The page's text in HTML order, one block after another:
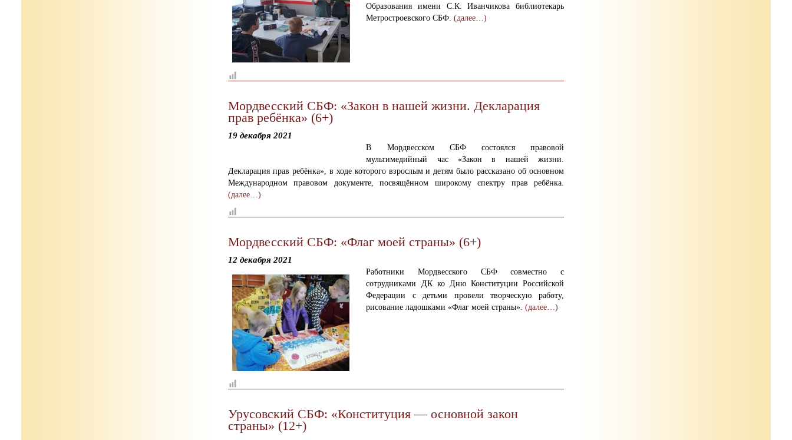
Образования имени С.К. Иванчикова библиотекарь
Метростроевского СБФ.(далее…)
Мордвесский СБФ: «Закон в нашей жизни. Декларация
прав ребёнка» (6+)
19 декабря 2021
В Мордвесском СБФ состоялся правовой
мультимедийный час «Закон в нашей жизни.
Декларация прав ребёнка», в ходе которого взрослым и детям было рассказано об основном
Международном правовом документе,посвящённом широкому спектру прав ребёнка.
(далее…)
Мордвесский СБФ: «Флаг моей страны» (6+)
12 декабря 2021
Работники Мордвесского СБФ совместно с
сотрудниками ДК ко Дню Конституции Российской
Федерации с детьми провели творческую работу,
рисование ладошками «Флаг моей страны».(далее…)
Урусовский СБФ: «Конституция — основной закон
страны» (12+)